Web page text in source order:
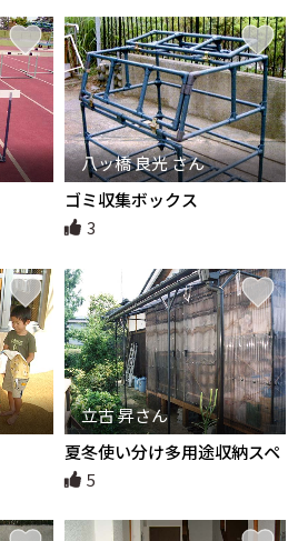
八ッ橋 良光 さん
ゴミ収集ボックス
3
立古 昇さん
夏冬使い分け多用途収納スペ
ース
5